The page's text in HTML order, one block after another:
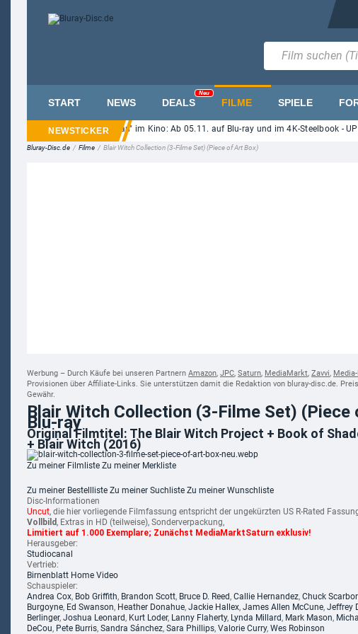
START NEWS DEALS
Neu
FILME SPIELE
Horror "Ice Cream Man" im Kino: Ab 05.11. auf Blu-ray und im 4K-Steelbook -
Bluray-Disc.de / Filme / Blair Witch Collection (3-Filme Set) (Piece of Art Box)
Werbung – Durch Käufe bei unseren Partnern Amazon, JPC, Saturn, MediaMarkt, Zavvi,
Provisionen über Affiliate-Links. Sie unterstützen damit die Redaktion von bluray-disc.de.
Gewähr.
Blair Witch Collection (3-Filme Set) (Piece
Blu-ray
Original Filmtitel: The Blair Witch Project + Book of
+ Blair Witch (2016)
Zu meiner Filmliste Zu meiner Merkliste
Zu meiner Bestellliste Zu meiner Suchliste Zu meiner Wunschliste
Disc-Informationen
Uncut, die hier vorliegende Filmfassung entspricht der ungekürzten US R-Rated
Vollbild, Extras in HD (teilweise), Sonderverpackung,
Limitiert auf 1.000 Exemplare; Zunächst MediaMarktSaturn exklusiv!
Herausgeber:
Studiocanal
Vertrieb:
Birnenblatt Home Video
Schauspieler:
Andrea Cox, Bob Griffith, Brandon Scott, Bruce D. Reed, Callie Hernandez, Chuck
Burgoyne, Ed Swanson, Heather Donahue, Jackie Hallex, James Allen McCune, Jeffrey
Berlinger, Joshua Leonard, Kurt Loder, Lanny Flaherty, Lynda Millard, Mark Mason,
DeCou, Pete Burris, Sandra Sánchez, Sara Phillips, Valorie Curry, Wes Robinson